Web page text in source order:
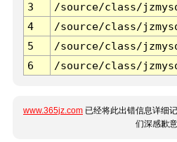
3 /source/class/
4
/source/class/
5
/source/class/
6
/source/class/
www.365jz.com 已经将此出错信息详细
们深感歉